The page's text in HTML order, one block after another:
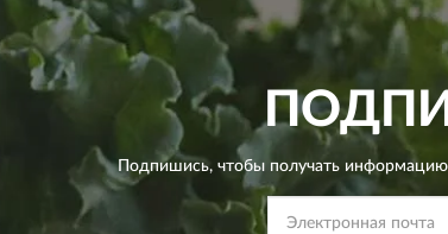
Подпишись, чтобы получать